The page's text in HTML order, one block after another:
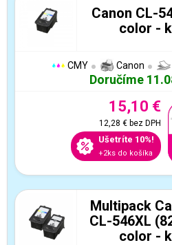
Canon CL-
color -
CMY Canon
Doručíme
15,10 €
12,28 €bez DPH
Ušetríte 10%!
+2ks do košíka
Multipack
CL-546XL
color -